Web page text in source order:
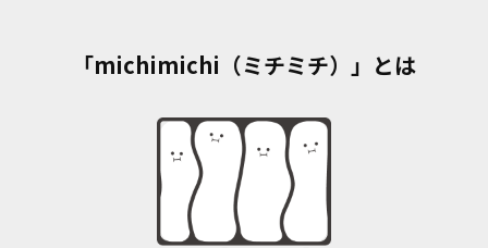
「michimichi（ミチミチ）」とは